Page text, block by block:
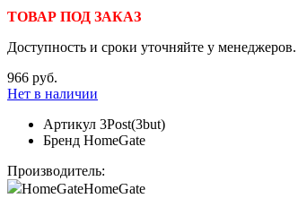
ТОВАР ПОД ЗАКАЗ
Доступность и сроки уточняйте у менеджеров.
966 руб.
Нет в наличии
Артикул 3Post(3but)
Бренд HomeGate
Производитель:
HomeGateHomeGate